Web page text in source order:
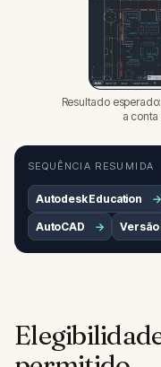
Resultado
a
SEQUÊNCIA RESUMIDA
Autodesk Education
AutoCAD Versão